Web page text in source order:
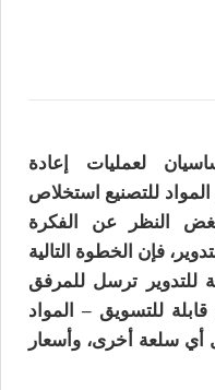
لعمليات إعادة
للتصنيع استخلاص
النظر عن الفكرة
فإن الخطوة التالية
للتدوير ترسل للمرفق
للتسويق – المواد
أي سلعة أخرى، وأسعار